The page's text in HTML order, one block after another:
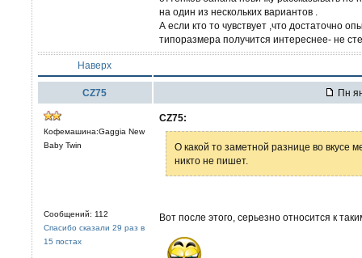
на один из нескольких вариантов .
А если кто то чувствует ,что достаточно
типоразмера получится интереснее- не
Наверх
CZ75 Пн
Кофемашина:Gaggia New
Baby Twin
Сообщений: 112
Спасибо сказали 29 раз в
15 постах
CZ75:
О какой то заметной разнице во вкусе
никто не пишет.
Вот после этого, серьезно относится к